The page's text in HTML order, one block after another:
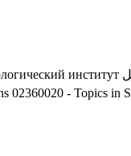
институт
02360020 - Topics in